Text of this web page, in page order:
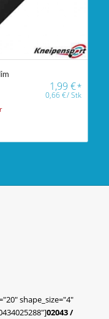
1,99€*
0,66€/Stk
shape_size="4"
02043 /